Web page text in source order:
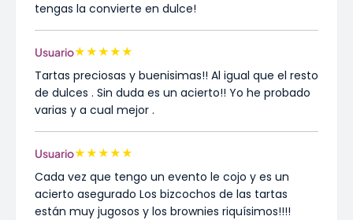
tengas la convierte en dulce!
Usuario★★★★★
Tartas preciosas y buenisimas!! Al igual que el resto
de dulces . Sin duda es un acierto!! Yo he probado
varias y a cual mejor .
Usuario★★★★★
Cada vez que tengo un evento le cojo y es un
acierto asegurado Los bizcochos de las tartas
están muy jugosos y los brownies riquísimos!!!!